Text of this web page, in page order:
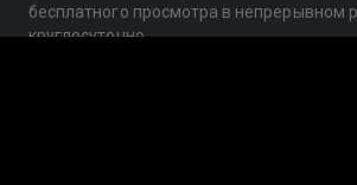
бесплатного просмотра в непрерывном
круглосуточно.